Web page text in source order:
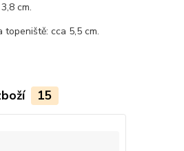
cm.
topeniště: cca 5,5 cm.
15